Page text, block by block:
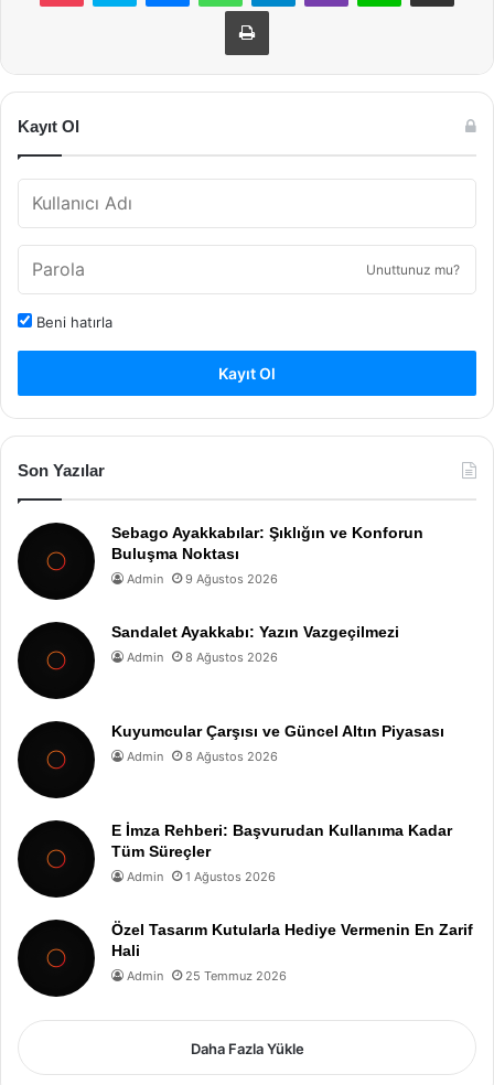
Yazdır
Kayıt Ol
Unuttunuz mu?
Beni hatırla
Kayıt Ol
Son Yazılar
Sebago Ayakkabılar: Şıklığın ve Konforun
Buluşma Noktası
Admin 9 Ağustos 2026
Sandalet Ayakkabı: Yazın Vazgeçilmezi
Admin 8 Ağustos 2026
Kuyumcular Çarşısı ve Güncel Altın Piyasası
Admin 8 Ağustos 2026
E İmza Rehberi: Başvurudan Kullanıma Kadar
Tüm Süreçler
Admin 1 Ağustos 2026
Özel Tasarım Kutularla Hediye Vermenin En Zarif
Hali
Admin 25 Temmuz 2026
Daha Fazla Yükle